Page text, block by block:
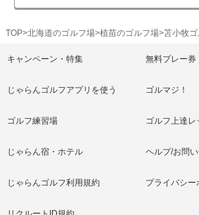
TOP 北海道のゴルフ場 植苗のゴルフ場 苫小牧
キャンペーン・特集 無料プレー券
じゃらんゴルフアプリを使う ゴルマジ！
ゴルフ練習場 ゴルフ上達レ
じゃらん宿・ホテル ヘルプ/お問
じゃらんゴルフ利用規約 プライバシー